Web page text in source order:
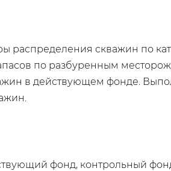
распределения скважин по
по разбуренным
в действующем фонде.
фонд, контрольный